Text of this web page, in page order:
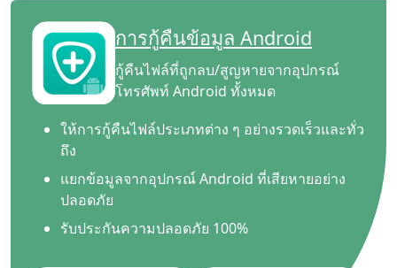
การกู้คืนข้อมูล Android
กู้คืนไฟล์ที่ถูกลบ/สูญหายจากอุปกรณ์
โทรศัพท์ Android ทั้งหมด
ให้การกู้คืนไฟล์ประเภทต่าง ๆ อย่างรวดเร็วและทั่ว
ถึง
แยกข้อมูลจากอุปกรณ์ Android ที่เสียหายอย่าง
ปลอดภัย
รับประกันความปลอดภัย 100%